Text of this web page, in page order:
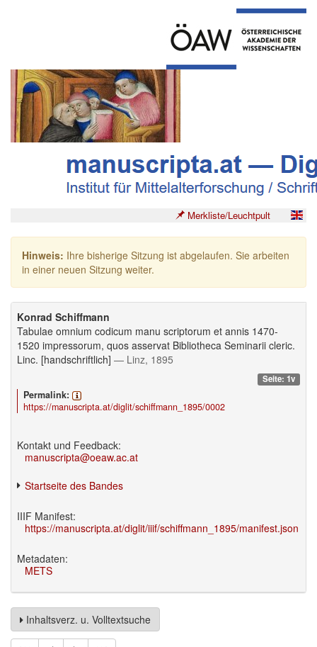
Merkliste/Leuchtpult
Hinweis: Ihre bisherige Sitzung ist abgelaufen. Sie arbeiten
in einer neuen Sitzung weiter.
Konrad Schiffmann
Tabulae omnium codicum manu scriptorum et annis 1470-
1520 impressorum, quos asservat Bibliotheca Seminarii cleric.
Linc. [handschriftlich] — Linz, 1895
Seite: 1v
Permalink:
https://manuscripta.at/diglit/schiffmann_1895/0002
Kontakt und Feedback:
manuscripta@oeaw.ac.at
Startseite des Bandes
IIIF Manifest:
https://manuscripta.at/diglit/iiif/schiffmann_1895/manifest.json
Metadaten:
METS
Inhaltsverz. u. Volltextsuche